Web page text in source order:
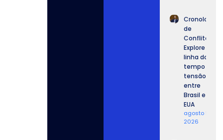
Cronologia
de
Conflitos:
Explore a
linha do
tempo da
tensão
entre
Brasil e
EUA
agosto 5,
2026